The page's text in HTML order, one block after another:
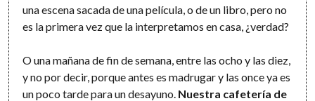
una escena sacada de una película, o de un libro, pero no
es la primera vez que la interpretamos en casa, ¿verdad?
O una mañana de fin de semana, entre las ocho y las diez,
y no por decir, porque antes es madrugar y las once ya es
un poco tarde para un desayuno. Nuestra cafetería de